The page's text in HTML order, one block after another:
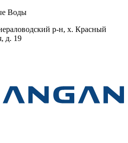
Воды
р-н, х. Красный
д. 19